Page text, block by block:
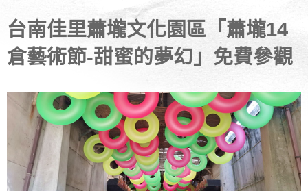
台南佳里蕭壠文化園區「蕭壠14
倉藝術節-甜蜜的夢幻」免費參觀